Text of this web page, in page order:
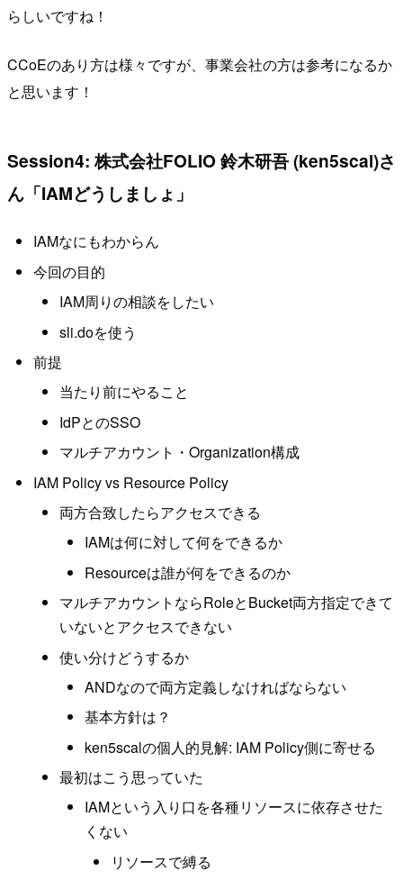
らしいですね！
CCoEのあり方は様々ですが、事業会社の方は参考になるか
と思います！
Session4: 株式会社FOLIO 鈴木研吾 (ken5scal)さ
ん「IAMどうしましょ」
IAMなにもわからん
今回の目的
IAM周りの相談をしたい
sli.doを使う
前提
当たり前にやること
IdPとのSSO
マルチアカウント・Organization構成
IAM Policy vs Resource Policy
両方合致したらアクセスできる
IAMは何に対して何をできるか
Resourceは誰が何をできるのか
マルチアカウントならRoleとBucket両方指定できて
いないとアクセスできない
使い分けどうするか
ANDなので両方定義しなければならない
基本方針は？
ken5scalの個人的見解: IAM Policy側に寄せる
最初はこう思っていた
IAMという入り口を各種リソースに依存させた
くない
リソースで縛る